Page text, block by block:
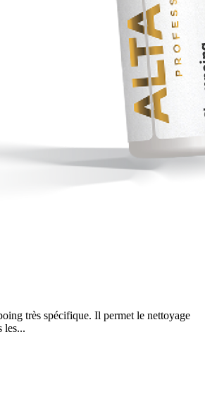
très spécifique. Il permet le nettoyage
les...